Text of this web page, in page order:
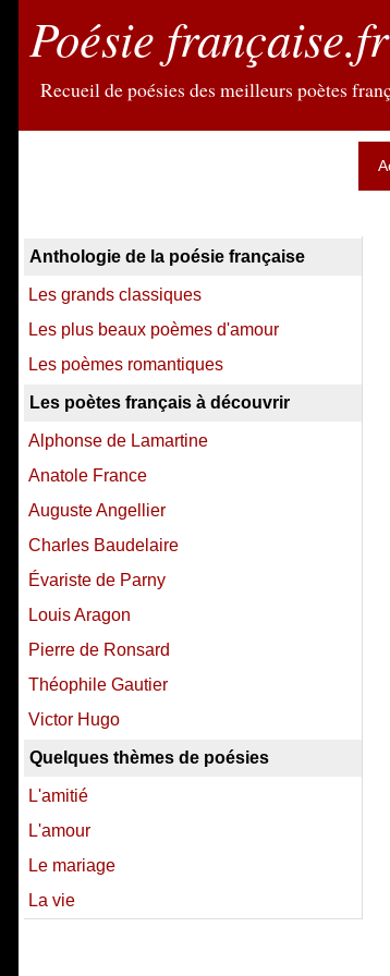
Poésie française.fr
Recueil de poésies des meilleurs poètes
Anthologie de la poésie française
Les grands classiques
Les plus beaux poèmes d'amour
Les poèmes romantiques
Les poètes français à découvrir
Alphonse de Lamartine
Anatole France
Auguste Angellier
Charles Baudelaire
Évariste de Parny
Louis Aragon
Pierre de Ronsard
Théophile Gautier
Victor Hugo
Quelques thèmes de poésies
L'amitié
L'amour
Le mariage
La vie